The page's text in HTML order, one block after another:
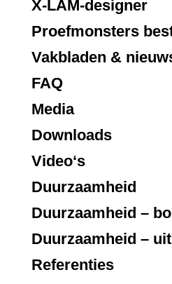
X-LAM-designer
Proefmonsters
Vakbladen &
FAQ
Media
Downloads
Video‘s
Duurzaamheid
Duurzaamheid –
Duurzaamheid –
Referenties